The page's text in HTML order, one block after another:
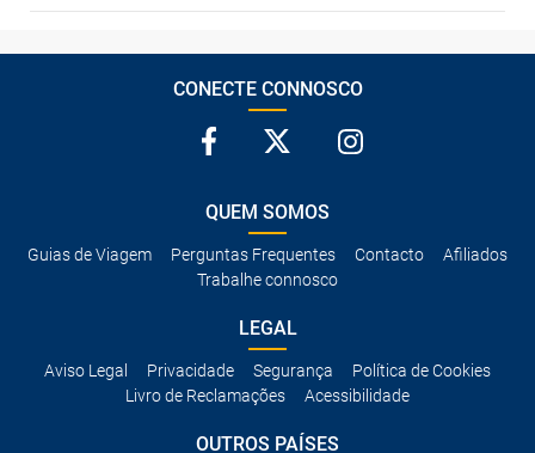
CONECTE CONNOSCO
QUEM SOMOS
Guias de Viagem Perguntas Frequentes Contacto
Afiliados
Trabalhe connosco
LEGAL
Aviso Legal Privacidade Segurança
Política de Cookies
Livro de Reclamações
Acessibilidade
OUTROS PAÍSES